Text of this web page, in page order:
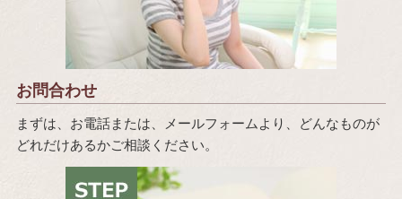
お問合わせ
まずは、お電話または、メールフォームより、どんなものが
どれだけあるかご相談ください。